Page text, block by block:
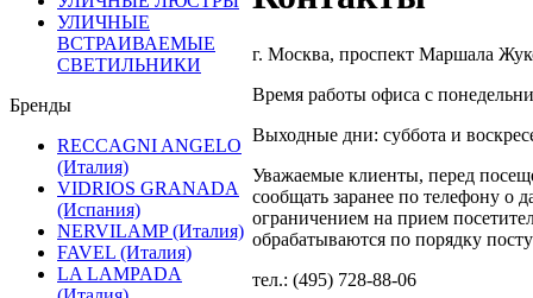
УЛИЧНЫЕ
ВСТРАИВАЕМЫЕ
СВЕТИЛЬНИКИ
Бренды
RECCAGNI ANGELO
(Италия)
VIDRIOS GRANADA
(Испания)
NERVILAMP (Италия)
FAVEL (Италия)
LA LAMPADA
г. Москва, проспект Маршала
Время работы офиса с
Выходные дни: суббота и
Уважаемые клиенты, перед
сообщать заранее по телефону о
ограничением на прием
обрабатываются по порядку
тел.: (495) 728-88-06